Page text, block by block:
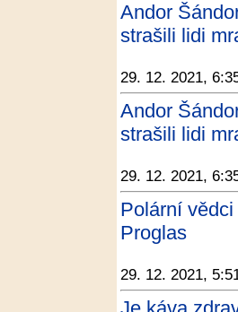
Andor
strašili lidi
29. 12. 2021,
Andor
strašili lidi
29. 12. 2021,
Polární
Proglas
29. 12. 2021,